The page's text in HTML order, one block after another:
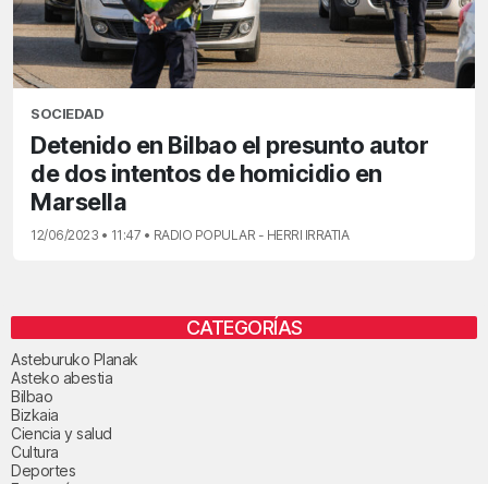
SOCIEDAD
Detenido en Bilbao el presunto autor
de dos intentos de homicidio en
Marsella
12/06/2023 • 11:47 • RADIO POPULAR - HERRI IRRATIA
CATEGORÍAS
Asteburuko Planak
Asteko abestia
Bilbao
Bizkaia
Ciencia y salud
Cultura
Deportes